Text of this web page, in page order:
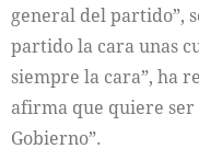
general del partido”,
partido la cara unas
siempre la cara”, ha
afirma que quiere
Gobierno”.